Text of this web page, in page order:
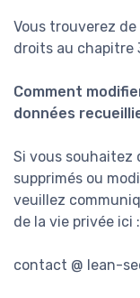
Vous trouverez
droits au chapitre
Comment
données
Si vous souhaitez
supprimés ou
veuillez
de la vie privée ici :
contact @ lean-